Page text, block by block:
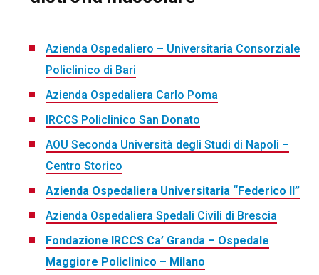
Azienda Ospedaliero – Universitaria Consorziale
Policlinico di Bari
Azienda Ospedaliera Carlo Poma
IRCCS Policlinico San Donato
AOU Seconda Università degli Studi di Napoli –
Centro Storico
Azienda Ospedaliera Universitaria “Federico II”
Azienda Ospedaliera Spedali Civili di Brescia
Fondazione IRCCS Ca’ Granda – Ospedale
Maggiore Policlinico – Milano